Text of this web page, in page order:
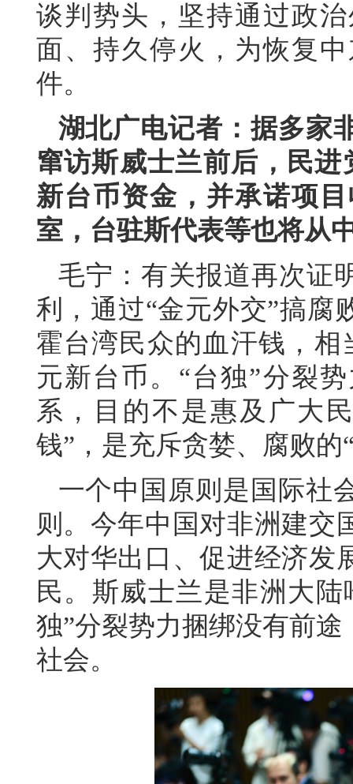
谈判势头，坚持通过政
面、持久停火，为恢复
件。
湖北广电记者：据多家
窜访斯威士兰前后，民
新台币资金，并承诺项
室，台驻斯代表等也将从
毛宁：有关报道再次证
利，通过“金元外交”搞腐
霍台湾民众的血汗钱，
元新台币。“台独”分裂
系，目的不是惠及广大
钱”，是充斥贪婪、腐败的
一个中国原则是国际社
则。今年中国对非洲建交
大对华出口、促进经济发
民。斯威士兰是非洲大
独”分裂势力捆绑没有前
社会。